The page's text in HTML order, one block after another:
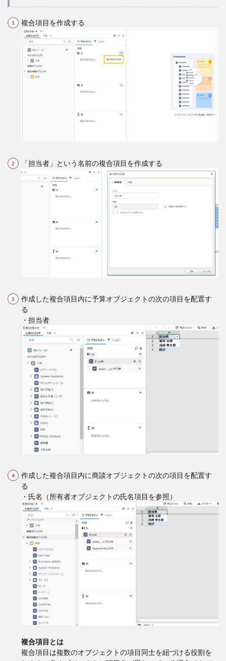
複合項目を作成する
「担当者」という名前の複合項目を作成する
作成した複合項目内に予算オブジェクトの次の項目を配置す
る
・担当者
作成した複合項目内に商談オブジェクトの次の項目を配置す
る
・氏名（所有者オブジェクトの氏名項目を参照）
複合項目とは
複合項目は複数のオブジェクトの項目同士を紐づける役割を